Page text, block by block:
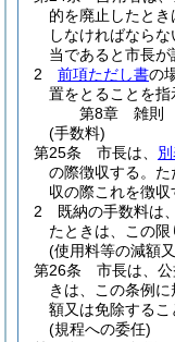
的を廃止したと
しなければならな
当であると市長が
2
前項ただし書の
置をとることを指
第8章
雑則
(手数料)
第25条
市長は、
の際徴収する。 た
収の際これを徴収
2
既納の手数料は
たときは、この限
(使用料等の減額
第26条
市長は、
きは、この条例
額又は免除するこ
(規程への委任)